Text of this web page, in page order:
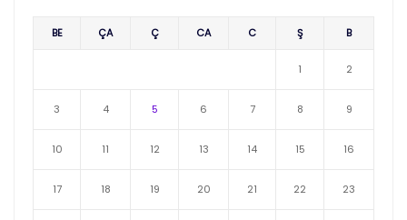
BE ÇA Ç CA C Ş B
1 2
3 4 5 6 7 8 9
10 11 12 13 14 15 16
17 18 19 20 21 22 23